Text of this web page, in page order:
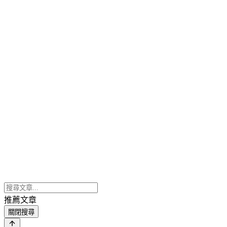
推薦文章
關閉搜尋